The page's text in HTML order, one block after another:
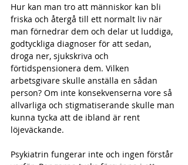
Hur kan man tro att människor kan bli
friska och återgå till ett normalt liv när
man förnedrar dem och delar ut luddiga,
godtyckliga diagnoser för att sedan,
droga ner, sjukskriva och
förtidspensionera dem. Vilken
arbetsgivare skulle anställa en sådan
person? Om inte konsekvenserna vore så
allvarliga och stigmatiserande skulle man
kunna tycka att de ibland är rent
löjeväckande.
Psykiatrin fungerar inte och ingen förstår